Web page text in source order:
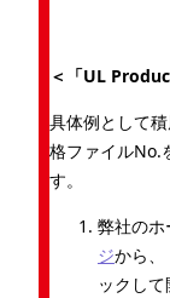
＜「UL
具体例として
格ファイルNo.
す。
弊社のホ
ジから、
ックし